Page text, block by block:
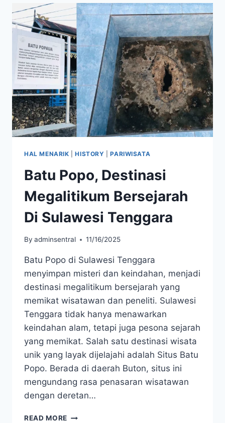
YANG
MEMIKAT
MATA
DAN
JIWA
HAL MENARIK |HISTORY |PARIWISATA
Batu Popo, Destinasi
Megalitikum Bersejarah
Di Sulawesi Tenggara
By adminsentral 11/16/2025
Batu Popo di Sulawesi Tenggara
menyimpan misteri dan keindahan, menjadi
destinasi megalitikum bersejarah yang
memikat wisatawan dan peneliti. Sulawesi
Tenggara tidak hanya menawarkan
keindahan alam, tetapi juga pesona sejarah
yang memikat. Salah satu destinasi wisata
unik yang layak dijelajahi adalah Situs Batu
Popo. Berada di daerah Buton, situs ini
mengundang rasa penasaran wisatawan
dengan deretan…
READ MORE BATU